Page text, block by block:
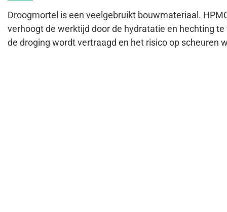
Droogmortel is een veelgebruikt bouwmateriaal.
verhoogt de werktijd door de hydratatie en hechting
de droging wordt vertraagd en het risico op scheuren